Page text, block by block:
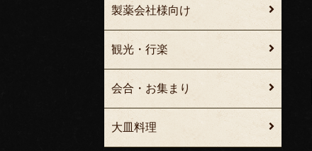
製薬会社様向け
観光・行楽
会合・お集まり
大皿料理